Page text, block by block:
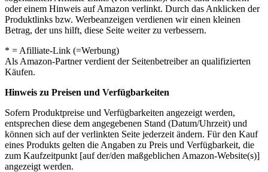
oder einem Hinweis auf Amazon verlinkt. Durch das Anklicken der
Produktlinks bzw. Werbeanzeigen verdienen wir einen kleinen
Betrag, der uns hilft, diese Seite weiter zu verbessern.
* = Afilliate-Link (=Werbung)
Als Amazon-Partner verdient der Seitenbetreiber an qualifizierten
Käufen.
Hinweis zu Preisen und Verfügbarkeiten
Sofern Produktpreise und Verfügbarkeiten angezeigt werden,
entsprechen diese dem angegebenen Stand (Datum/Uhrzeit) und
können sich auf der verlinkten Seite jederzeit ändern. Für den Kauf
eines Produkts gelten die Angaben zu Preis und Verfügbarkeit, die
zum Kaufzeitpunkt [auf der/den maßgeblichen Amazon-Website(s)]
angezeigt werden.